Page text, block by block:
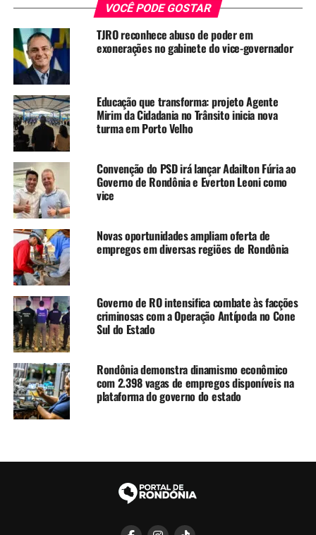
VOCÊ PODE GOSTAR
TJRO reconhece abuso de poder em
exonerações no gabinete do vice-governador
Educação que transforma: projeto Agente
Mirim da Cidadania no Trânsito inicia nova
turma em Porto Velho
Convenção do PSD irá lançar Adailton Fúria ao
Governo de Rondônia e Everton Leoni como
vice
Novas oportunidades ampliam oferta de
empregos em diversas regiões de Rondônia
Governo de RO intensifica combate às facções
criminosas com a Operação Antípoda no Cone
Sul do Estado
Rondônia demonstra dinamismo econômico
com 2.398 vagas de empregos disponíveis na
plataforma do governo do estado